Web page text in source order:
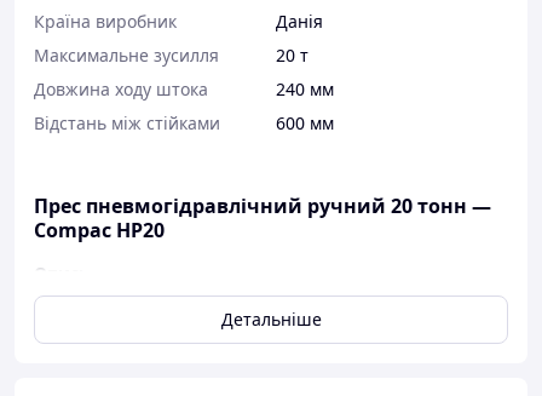
Країна виробник
Данія
Максимальне зусилля
20 т
Довжина ходу штока
240 мм
Відстань між стійками
600 мм
Прес пневмогідравлічний ручний 20 тонн —
Compac HP20
Опис:
Можливість переміщення циліндра
Міцне покриття з хрому наддовгий хід
Детальніше